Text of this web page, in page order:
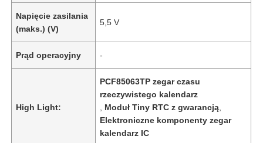
Napięcie zasilania
(maks.) (V)
5,5 V
Prąd operacyjny -
High Light:
PCF85063TP zegar czasu
rzeczywistego kalendarz
Moduł Tiny RTC z gwarancją
Elektroniczne komponenty zegar
kalendarz IC